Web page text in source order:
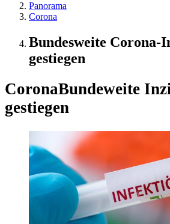
Panorama
Corona
Bundesweite Corona-
gestiegen
CoronaBundeweite
gestiegen